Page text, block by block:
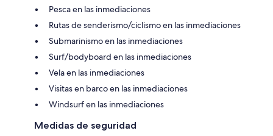
Pesca en las inmediaciones
Rutas de senderismo/ciclismo en las inmediaciones
Submarinismo en las inmediaciones
Surf/bodyboard en las inmediaciones
Vela en las inmediaciones
Visitas en barco en las inmediaciones
Windsurf en las inmediaciones
Medidas de seguridad